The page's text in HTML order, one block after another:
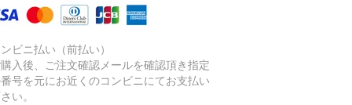
ンビニ払い（前払い）
入後、ご注文確認メールを確認頂き指定
号を元にお近くのコンビニにてお支払い
い。